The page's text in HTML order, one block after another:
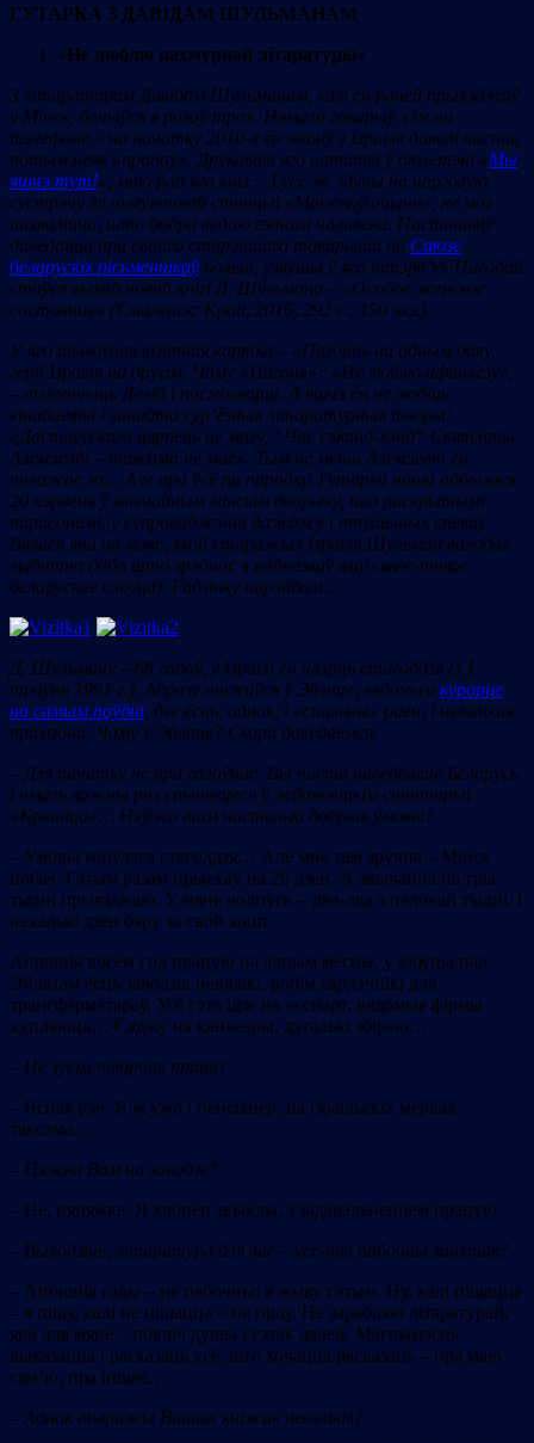
ГУТАРКА З ДАВІДАМ ШУЛЬМАНАМ
«Не люблю пахмурнай літаратуры»
З літаратарам Давідам Шульманам, калі ён раней прыязджаў
у Мінск, бачыўся я разоў трох. Нямала гаварыў з ім па
тэлефоне – на пачатку 2010-х ён званіў з Ізраіля даволі часта,
потым неяк «прапаў». Друкавалі яго нататкі ў бюлетэні «Мы
яшчэ тут!», маю рад яго кніг… І ўсё ж, ідучы на чарговую
сустрэчу ля чыгуначнай станцыі «Масюкоўшчына», не мог
пахваліцца, што добра ведаю гэтага чалавека. Пастанавіў
даведацца пра свайго старэйшага таварыша па Саюзе
беларускіх пісьменнікаўбольш, узяўшы ў яго інтэрв’ю. Нагодай
стаўся выхад новай кнігі Д. Шульмана – «Особое женское
состояние» (Смаленск: Край, 2016, 292 с., 150 экз.).
У яго шыкоўная візітная картка – «Пагоня» на адным баку,
герб Ізраіля на другім. Чаму «Пагоня»? «Не люблю афіцыёзу»,
– тлумачыць Давід і пасміхаецца. А яшчэ ён не любіць
кінабаевікі і занадта сур’ёзныя літаратурныя творы:
«Дастаеўскага цярпець не магу, “Час сэканд-хэнд” Святланы
Алексіевіч – таксама не маё». Тым не менш Алексіевіч ён
паважае за… Але пра ўсё па парадку. Гутарка наша адбылася
20 чэрвеня ў звычайным мінскім дворыку, пад раскрытымі
парасонамі, у суправаджэнні дажджу і птушыных спеваў.
Вялася яна на мове, якой старажыл Ізраіля Шульман валодае
выдатна (хіба што зрэдчас я падказваў яму cякое-такое
беларускае слоўца). Гадзінку парэйдалі…
Д. Шульману – 68 гадоў, у Ізраілі ён чвэрць стагоддзя (з 1
траўня 1991 г.). Адразу пасяліўся ў Эйлаце, вядомым курорце
на самым поўдні , дзе ёсць, аднак, і «спальны» раён, і невялікая
прамзона. Чаму ў Эйлаце? Скора даведаемся.
– Для пачатку не пра галоўнае. Вы часта наведваеце Беларусь
і амаль кожны раз спыняецеся ў ждановіцкім санаторыі
«Крыніца»… Няўжо там настолькі добрыя ўмовы?
– Умовы мінулага стагоддзя… Але мне там зручна – Мінск
побач. Гэтым разам прыехаў на 26 дзён. А звычайна на тры
тыдні прыязджаю. У мяне водпуск – два-два з паловай тыдні, і
некалькі дзён бяру за свой кошт.
Апошнія восем год працую на адным месцы, у кібуцы пад
Эйлатам ёсць заводзік невялікі, робім сардэчнікі для
трансфарматараў. Усё гэта ідзе на экспарт, вядомыя фірмы
купляюць… Сяджу на канвееры, дэталькі збіраю…
– Не зусім творчая праца?
– Ясная рэч. Я ж ужо і пенсіянер, па ізраільскіх мерках
таксама…
– Цяжка Вам на заводзе?
– Не, няцяжка. Я хлопец звыклы, з задавальненнем працую.
– Выходзіць, літаратура для вас – усё-ткі пабочны занятак?
– Апошнія гады – не пабочны; я жыву гэтым. Ну, калі пішацца
– я пішу, калі не пішацца – не пішу. Не зарабляю літаратурай,
яна для мяне – покліч душы і гэтак далей. Магчымасць
выказацца і расказаць усё, што хочацца расказаць – пра маю
сям’ю, пра іншае…
– Аднак тыражы Вашых кніжак невялікія?